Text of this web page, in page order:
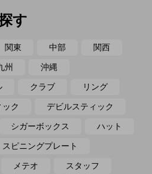
す
関東 中部 関西
州 沖縄
クラブ リング
ック デビルスティック
シガーボックス ハット
スピニングプレート
メテオ スタッフ